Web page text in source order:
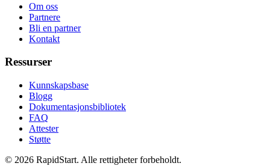
Om oss
Partnere
Bli en partner
Kontakt
Ressurser
Kunnskapsbase
Blogg
Dokumentasjonsbibliotek
FAQ
Attester
Støtte
© 2026 RapidStart. Alle rettigheter forbeholdt.